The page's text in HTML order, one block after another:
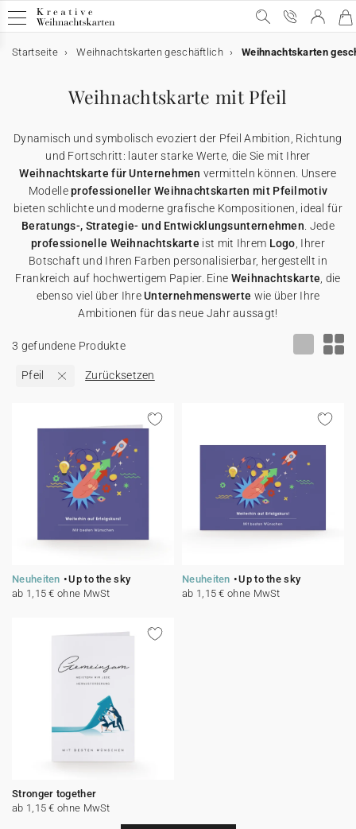
Geschäftliche Weihnachtskarten
Geschäftliche Weihnachtskarten
Alle geschäftlichen Weihnachtskarten
Weihnachtskarten mit Gold
Lustige Weihnachtskarten
Weihnachtliche Karten
Originelle Weihnachtskarten
100% personalisierbare Karten
★ Gratis Musterkarten
★ Angebot anfragen
E-Karten
Alle E-Karten
Animierte E-Karten
Weihnachtskarten-Video
Weihnachtskarten-Video Premium
Weihnachtskarten mit Schokolade
Weihnachtskarten mit Schokolade
Alle Weihnachtskarten mit Schokolade
Schokoladenetui
Schokoladentafel
Karte mit zwei Schokoladen
★ Gratis Musterkarten
Werbeartikel für Unternehmen
Werbeartikel für Unternehmen
Alle Werbeartikel
Poster
Einwegkameras
Geschenkgutscheine
Danksagungskarten
Adressaufkleber für Umschläge
Thekenaufsteller
Aufkleber
Startseite Weihnachtskarten geschäftlich Weihnachtskarten
Weihnachtskarte mit Pfeil
Dynamisch und symbolisch evoziert der Pfeil Ambition, Richtung
und Fortschritt: lauter starke Werte, die Sie mit Ihrer
Weihnachtskarte für Unternehmen vermitteln können. Unsere
Modelleprofessioneller Weihnachtskarten mit Pfeilmotiv
bieten schlichte und moderne grafische Kompositionen, ideal für
Beratungs-, Strategie- und Entwicklungsunternehmen . Jede
professionelle Weihnachtskarte ist mit Ihrem Logo , Ihrer
Botschaft und Ihren Farben personalisierbar, hergestellt in
Frankreich auf hochwertigem Papier. Eine Weihnachtskarte , die
ebenso viel über IhreUnternehmenswerte wie über Ihre
Ambitionen für das neue Jahr aussagt!
Pfeil Zurücksetzen
3 gefundene Produkte
Neuheiten
Up to the sky
ab 1,15 € ohne MwSt
Neuheiten
Up to the sky
ab 1,15 € ohne MwSt
Stronger together
ab 1,15 € ohne MwSt